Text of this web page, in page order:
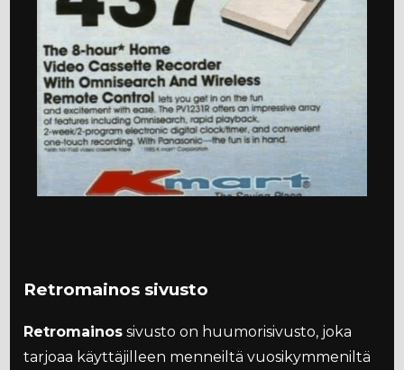
Retromainos sivusto
Retromainos sivusto on huumorisivusto, joka
tarjoaa käyttäjilleen menneiltä vuosikymmeniltä